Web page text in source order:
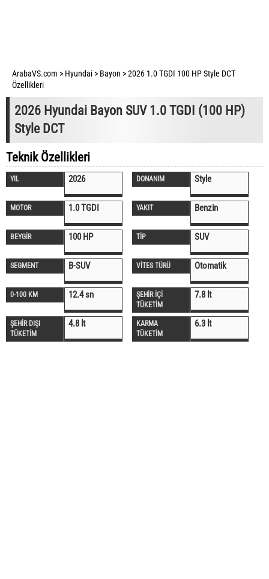
ArabaVS.com > Hyundai > Bayon >2026 1.0 TGDI 100 HP Style DCT
Özellikleri
2026 Hyundai Bayon SUV 1.0 TGDI (100 HP)
Style DCT
Teknik Özellikleri
YIL 2026 DONANIM Style
MOTOR 1.0 TGDI YAKIT Benzin
BEYGİR 100 HP TİP SUV
SEGMENT B-SUV VİTES TÜRÜ Otomatik
0-100 KM 12.4 sn
ŞEHİR İÇİ
TÜKETİM
7.8 lt
ŞEHİR DIŞI
TÜKETİM
4.8 lt
KARMA
TÜKETİM
6.3 lt